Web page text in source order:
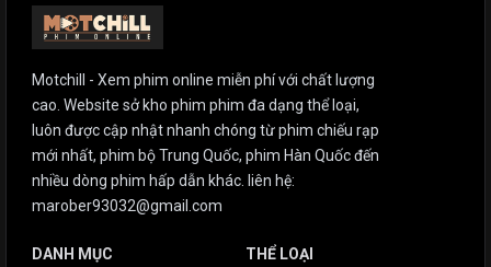
Motchill - Xem phim online miễn phí với chất lượng
cao. Website sở kho phim phim đa dạng thể loại,
luôn được cập nhật nhanh chóng từ phim chiếu rạp
mới nhất, phim bộ Trung Quốc, phim Hàn Quốc đến
nhiều dòng phim hấp dẫn khác. liên hệ:
marober93032@gmail.com
DANH MỤC THỂ LOẠI